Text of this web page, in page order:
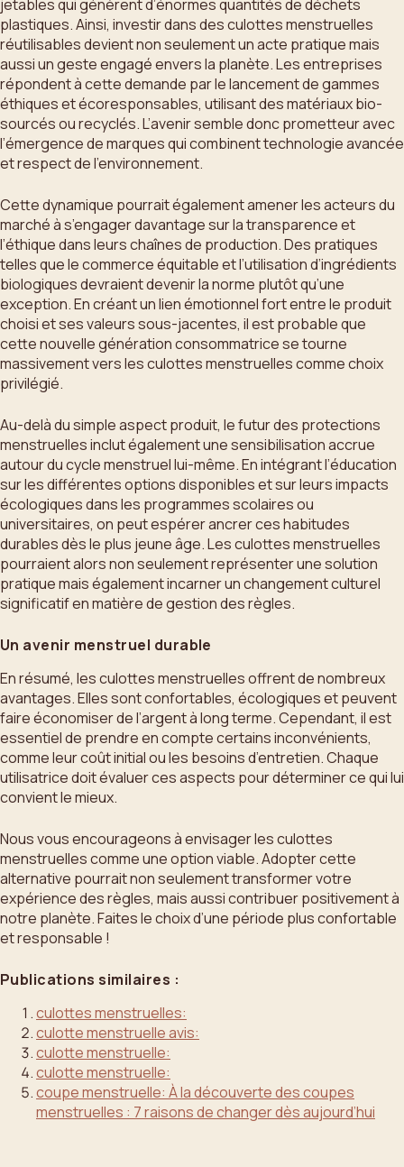
jetables qui génèrent d’énormes quantités de déchets
plastiques. Ainsi, investir dans des culottes menstruelles
réutilisables devient non seulement un acte pratique mais
aussi un geste engagé envers la planète. Les entreprises
répondent à cette demande par le lancement de gammes
éthiques et écoresponsables, utilisant des matériaux bio-
sourcés ou recyclés. L’avenir semble donc prometteur avec
l’émergence de marques qui combinent technologie avancée
et respect de l’environnement.
Cette dynamique pourrait également amener les acteurs du
marché à s’engager davantage sur la transparence et
l’éthique dans leurs chaînes de production. Des pratiques
telles que le commerce équitable et l’utilisation d’ingrédients
biologiques devraient devenir la norme plutôt qu’une
exception. En créant un lien émotionnel fort entre le produit
choisi et ses valeurs sous-jacentes, il est probable que
cette nouvelle génération consommatrice se tourne
massivement vers les culottes menstruelles comme choix
privilégié.
Au-delà du simple aspect produit, le futur des protections
menstruelles inclut également une sensibilisation accrue
autour du cycle menstruel lui-même. En intégrant l’éducation
sur les différentes options disponibles et sur leurs impacts
écologiques dans les programmes scolaires ou
universitaires, on peut espérer ancrer ces habitudes
durables dès le plus jeune âge. Les culottes menstruelles
pourraient alors non seulement représenter une solution
pratique mais également incarner un changement culturel
significatif en matière de gestion des règles.
Un avenir menstruel durable
En résumé, les culottes menstruelles offrent de nombreux
avantages. Elles sont confortables, écologiques et peuvent
faire économiser de l’argent à long terme. Cependant, il est
essentiel de prendre en compte certains inconvénients,
comme leur coût initial ou les besoins d’entretien. Chaque
utilisatrice doit évaluer ces aspects pour déterminer ce qui lui
convient le mieux.
Nous vous encourageons à envisager les culottes
menstruelles comme une option viable. Adopter cette
alternative pourrait non seulement transformer votre
expérience des règles, mais aussi contribuer positivement à
notre planète. Faites le choix d’une période plus confortable
et responsable !
Publications similaires :
culottes menstruelles:
culotte menstruelle avis:
culotte menstruelle:
culotte menstruelle:
coupe menstruelle: À la découverte des coupes
menstruelles : 7 raisons de changer dès aujourd’hui